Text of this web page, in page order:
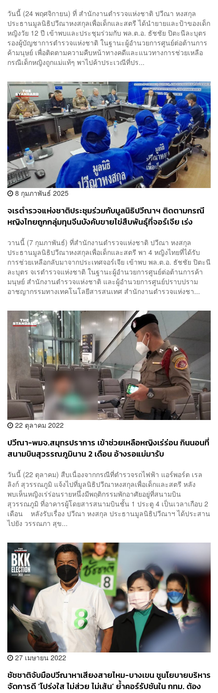
วันนี้ (24 พฤศจิกายน) ที่ สำนักงานตำรวจแห่งชาติ ปวีณา หงสกุล
ประธานมูลนิธิปวีณาหงสกุลเพื่อเด็กและสตรี ได้นำยายและป้าของเด็ก
หญิงวัย 12 ปี เข้าพบและประชุมร่วมกับ พล.ต.อ. ธัชชัย ปิตะนีละบุตร
รองผู้บัญชาการตำรวจแห่งชาติ ในฐานะผู้อำนวยการศูนย์ต่อต้านการ
ค้ามนุษย์ เพื่อติดตามความคืบหน้าทางคดีและแนวทางการช่วยเหลือ
กรณีเด็กหญิงถูกแม่แท้ๆ พาไปค้าประเวณีที่ปร...
8 กุมภาพันธ์ 2025
จเรตำรวจแห่งชาติประชุมร่วมกับมูลนิธิปวีณาฯ ติดตามกรณี
หญิงไทยถูกกลุ่มทุนจีนบังคับขายไข่สืบพันธุ์ที่จอร์เจีย เร่ง
วานนี้ (7 กุมภาพันธ์) ที่สำนักงานตำรวจแห่งชาติ ปวีณา หงสกุล
ประธานมูลนิธิปวีณาหงสกุลเพื่อเด็กและสตรี พา 4 หญิงไทยที่ได้รับ
การช่วยเหลือกลับมาจากประเทศจอร์เจีย เข้าพบ พล.ต.อ. ธัชชัย ปิตะนี
ละบุตร จเรตำรวจแห่งชาติ ในฐานะผู้อำนวยการศูนย์ต่อต้านการค้า
มนุษย์ สำนักงานตำรวจแห่งชาติ และผู้อำนวยการศูนย์ปราบปราม
อาชญากรรมทางเทคโนโลยีสารสนเทศ สำนักงานตำรวจแห่งชา...
22 ตุลาคม 2022
ปวีณา-พมจ.สมุทรปราการ เข้าช่วยเหลือหญิงเร่ร่อน กินนอนที่
สนามบินสุวรรณภูมินาน 2 เดือน อ้างรอแม่มารับ
วันนี้ (22 ตุลาคม) สืบเนื่องจากกรณีที่ตำรวจรถไฟฟ้า แอร์พอร์ต เรล
ลิงก์ สุวรรณภูมิ แจ้งไปที่มูลนิธิปวีณาหงสกุลเพื่อเด็กและสตรี หลัง
พบเห็นหญิงเร่ร่อนรายหนึ่งมีพฤติกรรมพักอาศัยอยู่ที่สนามบิน
สุวรรณภูมิ ที่อาคารผู้โดยสารสนามบินชั้น 1 ประตู 4 เป็นเวลาเกือบ 2
เดือน หลังรับเรื่อง ปวีณา หงสกุล ประธานมูลนิธิปวีณาฯ ได้ประสาน
ไปยัง วรรณภา สุข...
27 เมษายน 2022
ชัชชาติจับมือปวีณาหาเสียงสายไหม-บางเขน ชูนโยบายบริหาร
จัดการดี ‘โปร่งใส ไม่ส่วย ไม่เส้น’ ย้ำคอร์รัปชันใน กทม. ต้อง